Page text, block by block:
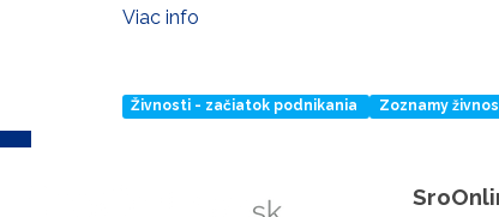
Viac info
Živnosti - začiatok podnikania Zoznamy